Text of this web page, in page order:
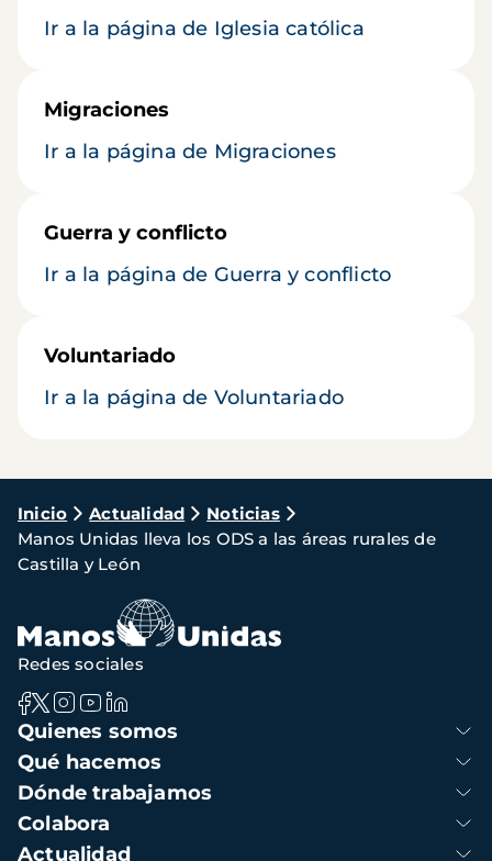
Ir a la página de Iglesia católica
Migraciones
Ir a la página de Migraciones
Guerra y conflicto
Ir a la página de Guerra y conflicto
Voluntariado
Ir a la página de Voluntariado
Ruta
de
navegación
Inicio Actualidad
Noticias
Manos Unidas lleva los ODS a las áreas rurales de
Castilla y León
Navegación
principal
Quienes somos
Qué hacemos
Dónde trabajamos
Colabora
Actualidad
Redes sociales